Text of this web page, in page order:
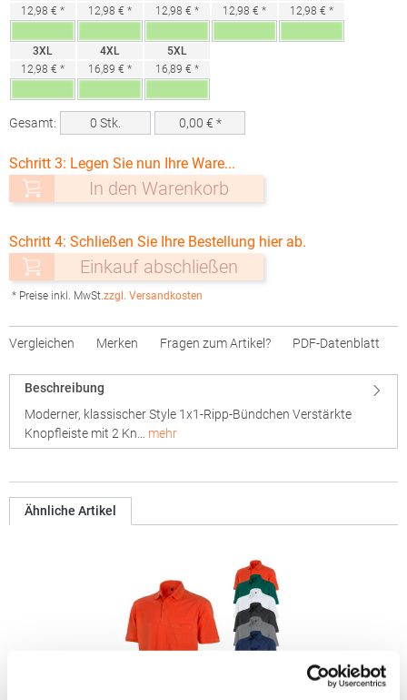
12,98 € *
12,98 € *
12,98 € *
12,98 € *
12,98 € *
3XL
12,98 € *
4XL
16,89 € *
5XL
16,89 € *
Gesamt: 0 Stk. 0,00 € *
Schritt 3: Legen Sie nun Ihre Ware...
In den Warenkorb
Schritt 4: Schließen Sie Ihre Bestellung hier ab.
Einkauf abschließen
* Preise inkl. MwSt.zzgl. Versandkosten
Vergleichen Merken Fragen zum Artikel? PDF-Datenblatt
Beschreibung
Moderner, klassischer Style 1x1-Ripp-Bündchen Verstärkte
Knopfleiste mit 2 Kn… mehr
Ähnliche Artikel